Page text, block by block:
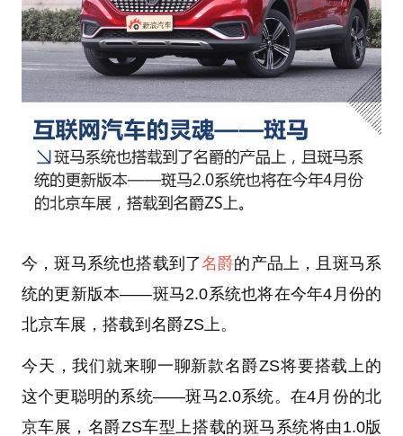
今，斑马系统也搭载到了名爵的产品上，且斑马系
统的更新版本——斑马2.0系统也将在今年4月份的
北京车展，搭载到名爵ZS上。
今天，我们就来聊一聊新款名爵ZS将要搭载上的
这个更聪明的系统——斑马2.0系统。在4月份的北
京车展，名爵ZS车型上搭载的斑马系统将由1.0版